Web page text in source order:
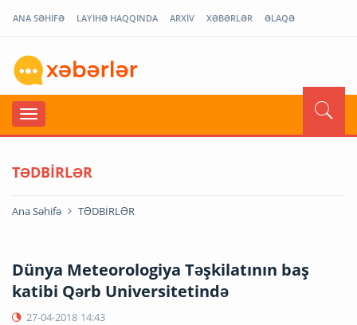
ANA SƏHİFƏ LAYİHƏ HAQQINDA ARXİV XƏBƏRLƏR ƏLAQƏ
TƏDBİRLƏR
Ana Səhifə TƏDBİRLƏR
Dünya Meteorologiya Təşkilatının baş
katibi Qərb Universitetində
27-04-2018 14:43